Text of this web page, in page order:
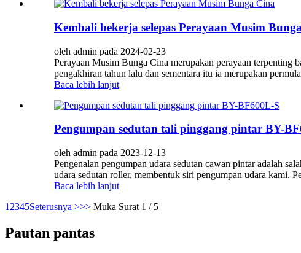
Kembali bekerja selepas Perayaan Musim
oleh admin pada 2024-02-23
Perayaan Musim Bunga Cina merupakan perayaan terpenting
pengakhiran tahun lalu dan sementara itu ia merupakan
Baca lebih lanjut
Pengumpan sedutan tali pinggang pintar BY-
oleh admin pada 2023-12-13
Pengenalan pengumpan udara sedutan cawan pintar adalah
udara sedutan roller, membentuk siri pengumpan udara kami.
Baca lebih lanjut
1 2345Seterusnya >>> Muka Surat 1 / 5
Pautan pantas